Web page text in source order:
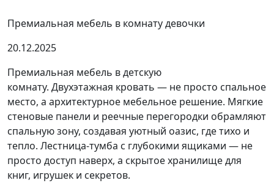
Премиальная мебель в комнату девочки
20.12.2025
Премиальная мебель в детскую
комнату. Двухэтажная кровать — не просто спальное
место, а архитектурное мебельное решение. Мягкие
стеновые панели и реечные перегородки обрамляют
спальную зону, создавая уютный оазис, где тихо и
тепло. Лестница-тумба с глубокими ящиками — не
просто доступ наверх, а скрытое хранилище для
книг, игрушек и секретов.